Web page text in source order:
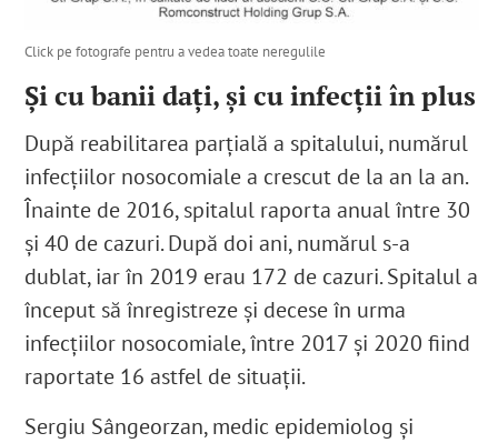
Click pe fotografe pentru a vedea toate neregulile
Și cu banii dați, și cu infecții în plus
După reabilitarea parțială a spitalului, numărul
infecțiilor nosocomiale a crescut de la an la an.
Înainte de 2016, spitalul raporta anual între 30
și 40 de cazuri. După doi ani, numărul s-a
dublat, iar în 2019 erau 172 de cazuri. Spitalul a
început să înregistreze și decese în urma
infecțiilor nosocomiale, între 2017 și 2020 fiind
raportate 16 astfel de situații.
Sergiu Sângeorzan, medic epidemiolog și